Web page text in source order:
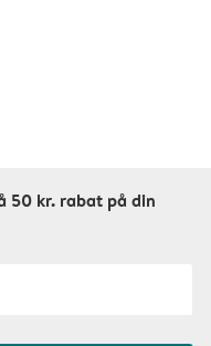
50 kr. rabat på din